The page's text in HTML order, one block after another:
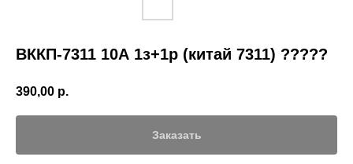
ВККП-7311 10А 1з+1р (китай 7311) ?????
390,00 р.
Заказать